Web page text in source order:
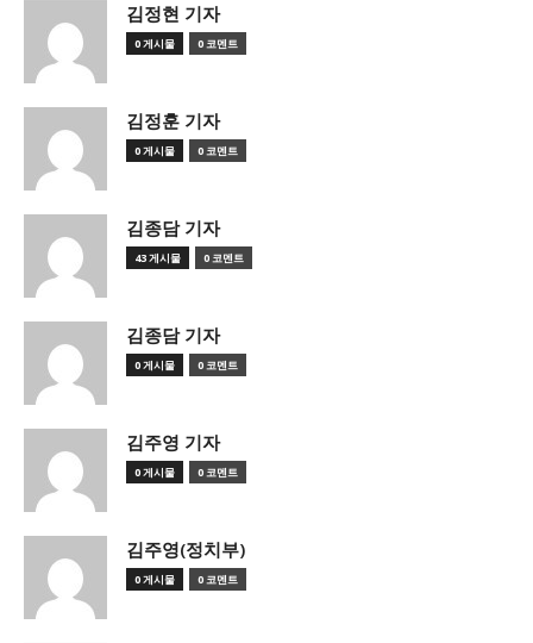
김정현 기자
0 게시물 0 코멘트
김정훈 기자
0 게시물 0 코멘트
김종담 기자
43 게시물 0 코멘트
김종담 기자
0 게시물 0 코멘트
김주영 기자
0 게시물 0 코멘트
김주영(정치부)
0 게시물 0 코멘트